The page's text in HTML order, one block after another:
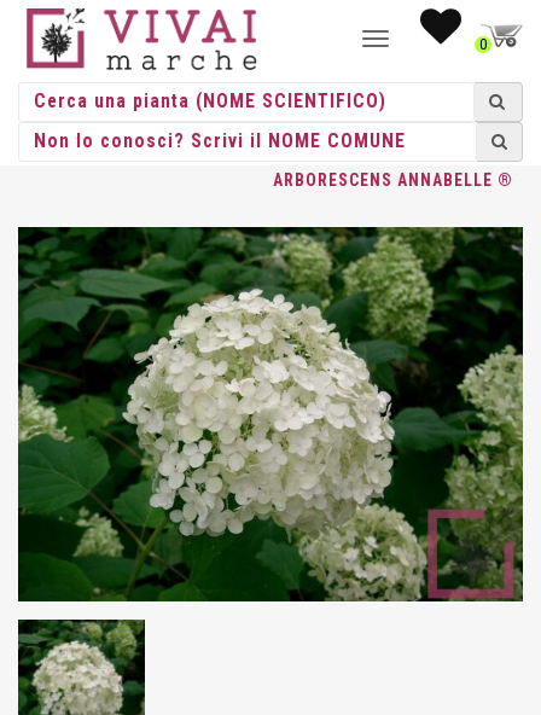
NAVIGAZIONE0
HOME /ACIDOFILE/ HYDRANGEE /HYDRANGEA / HYDRANGEA
ARBORESCENS ANNABELLE ®